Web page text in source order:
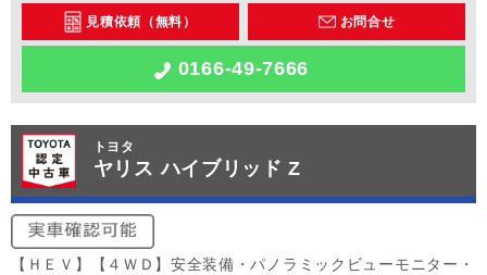
見積依頼（無料） お問合せ
0166-49-7666
トヨタ
ヤリス ハイブリッド Z
【ＨＥＶ】【４ＷＤ】安全装備・パノラミックビューモニター・